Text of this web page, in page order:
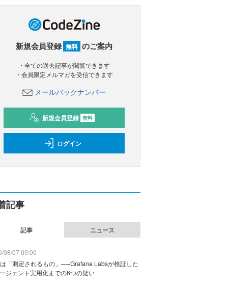
新規会員登録 無料 のご案内
・全ての過去記事が閲覧できます
・会員限定メルマガを受信できます
メールバックナンバー
新規会員登録 無料
ログイン
記事
記事 ニュース
08/07 09:00
「測定されるもの」──Grafana Labsが検証した
ジェント実用化までの6つの疑い